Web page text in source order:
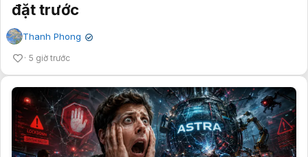
đặt trước
Thanh Phong ✔
5 giờ trước